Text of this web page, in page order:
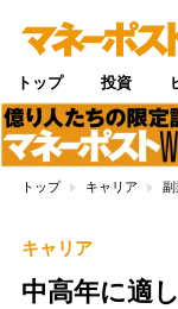
トップ 投資
トップ キャリア 副
キャリア
中高年に適